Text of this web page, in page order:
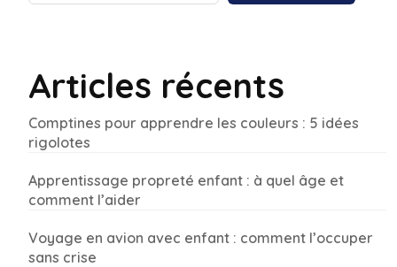
Articles récents
Comptines pour apprendre les couleurs : 5 idées
rigolotes
Apprentissage propreté enfant : à quel âge et
comment l’aider
Voyage en avion avec enfant : comment l’occuper
sans crise